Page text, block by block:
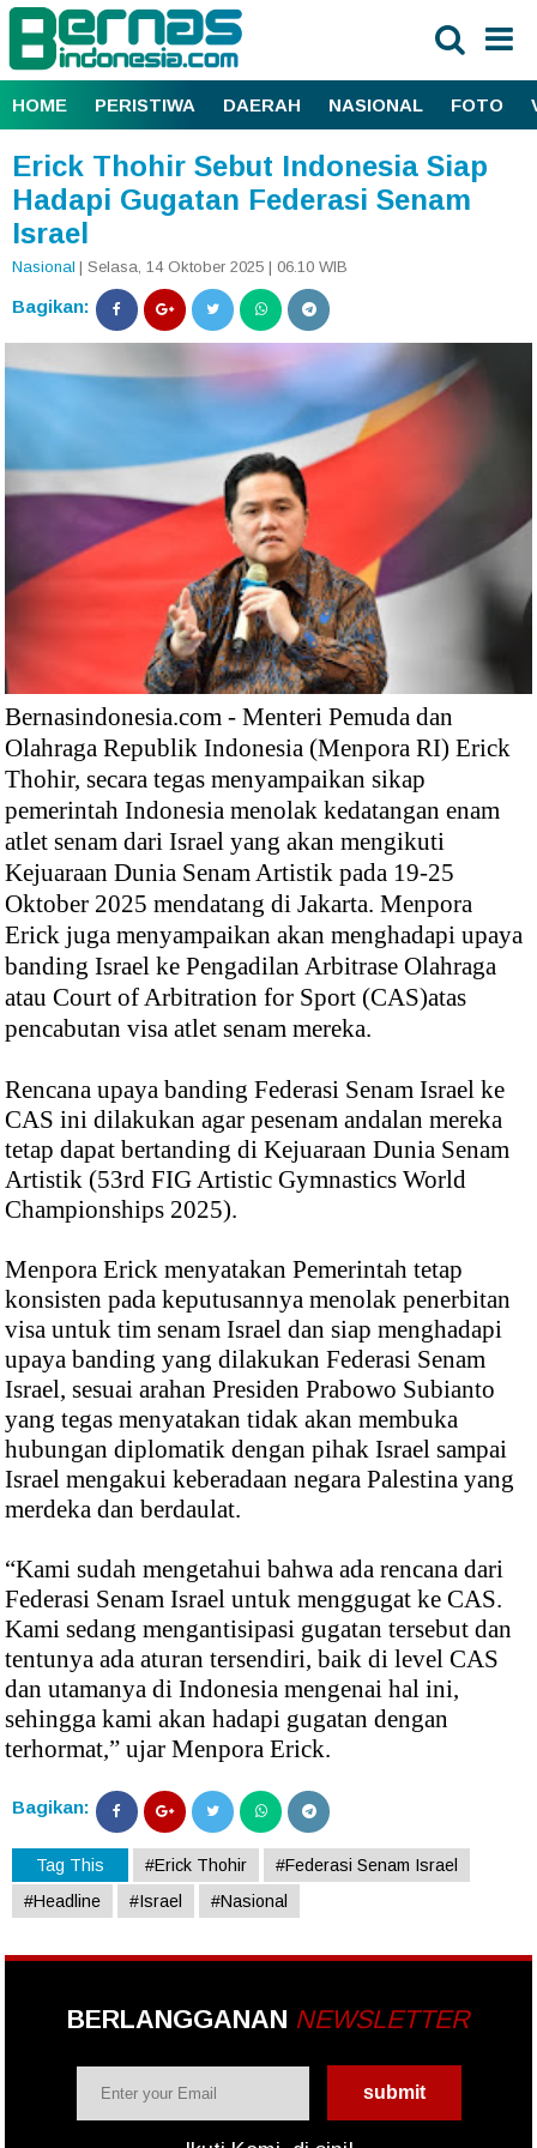
HOME PERISTIWA DAERAH NASIONAL FOTO
Erick Thohir Sebut Indonesia Siap
Hadapi Gugatan Federasi Senam
Israel
Nasional | Selasa, 14 Oktober 2025 | 06.10 WIB
Bagikan:
Bernasindonesia.com - Menteri Pemuda dan
Olahraga Republik Indonesia (Menpora RI) Erick
Thohir, secara tegas menyampaikan sikap
pemerintah Indonesia menolak kedatangan enam
atlet senam dari Israel yang akan mengikuti
Kejuaraan Dunia Senam Artistik pada 19-25
Oktober 2025 mendatang di Jakarta. Menpora
Erick juga menyampaikan akan menghadapi upaya
banding Israel ke Pengadilan Arbitrase Olahraga
atau Court of Arbitration for Sport (CAS)atas
pencabutan visa atlet senam mereka.
Rencana upaya banding Federasi Senam Israel ke
CAS ini dilakukan agar pesenam andalan mereka
tetap dapat bertanding di Kejuaraan Dunia Senam
Artistik (53rd FIG Artistic Gymnastics World
Championships 2025).
Menpora Erick menyatakan Pemerintah tetap
konsisten pada keputusannya menolak penerbitan
visa untuk tim senam Israel dan siap menghadapi
upaya banding yang dilakukan Federasi Senam
Israel, sesuai arahan Presiden Prabowo Subianto
yang tegas menyatakan tidak akan membuka
hubungan diplomatik dengan pihak Israel sampai
Israel mengakui keberadaan negara Palestina yang
merdeka dan berdaulat.
“Kami sudah mengetahui bahwa ada rencana dari
Federasi Senam Israel untuk menggugat ke CAS.
Kami sedang mengantisipasi gugatan tersebut dan
tentunya ada aturan tersendiri, baik di level CAS
dan utamanya di Indonesia mengenai hal ini,
sehingga kami akan hadapi gugatan dengan
terhormat,” ujar Menpora Erick.
Bagikan:
Tag This #Erick Thohir
#Federasi Senam Israel
#Headline
#Israel #Nasional
BERLANGGANAN NEWSLETTER